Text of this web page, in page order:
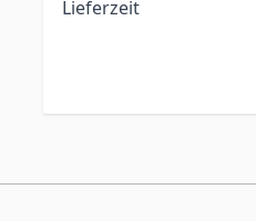
Lieferzeit